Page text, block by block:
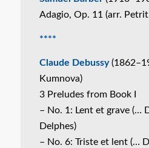
Adagio, Op. 11 (arr.
****
Claude Debussy
Kumnova)
3 Preludes from Book I
– No. 1: Lent et grave (…
Delphes)
– No. 6: Triste et lent (…